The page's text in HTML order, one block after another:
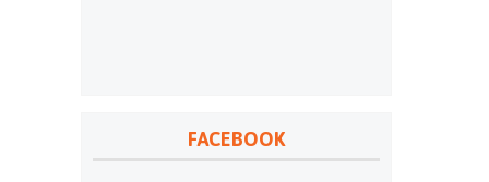
FACEBOOK